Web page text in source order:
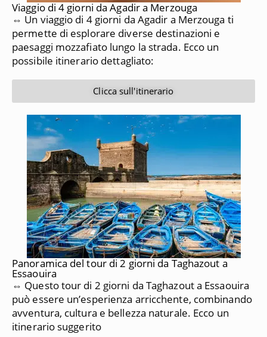
Viaggio di 4 giorni da Agadir a Merzouga
⇔ Un viaggio di 4 giorni da Agadir a Merzouga ti
permette di esplorare diverse destinazioni e
paesaggi mozzafiato lungo la strada. Ecco un
possibile itinerario dettagliato:
Clicca sull'itinerario
Panoramica del tour di 2 giorni da Taghazout a
Essaouira
⇔ Questo tour di 2 giorni da Taghazout a Essaouira
può essere un’esperienza arricchente, combinando
avventura, cultura e bellezza naturale. Ecco un
itinerario suggerito